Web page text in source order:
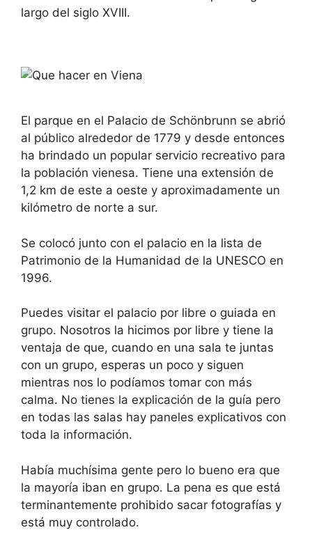
largo del siglo XVIII.
El parque en el Palacio de Schönbrunn se abrió
al público alrededor de 1779 y desde entonces
ha brindado un popular servicio recreativo para
la población vienesa. Tiene una extensión de
1,2 km de este a oeste y aproximadamente un
kilómetro de norte a sur.
Se colocó junto con el palacio en la lista de
Patrimonio de la Humanidad de la UNESCO en
1996.
Puedes visitar el palacio por libre o guiada en
grupo. Nosotros la hicimos por libre y tiene la
ventaja de que, cuando en una sala te juntas
con un grupo, esperas un poco y siguen
mientras nos lo podíamos tomar con más
calma. No tienes la explicación de la guía pero
en todas las salas hay paneles explicativos con
toda la información.
Había muchísima gente pero lo bueno era que
la mayoría iban en grupo. La pena es que está
terminantemente prohibido sacar fotografías y
está muy controlado.